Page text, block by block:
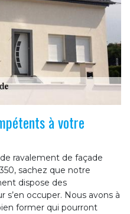
à votre
ravalement de façade
sachez que notre
dispose des
s’en occuper. Nous avons à
former qui pourront